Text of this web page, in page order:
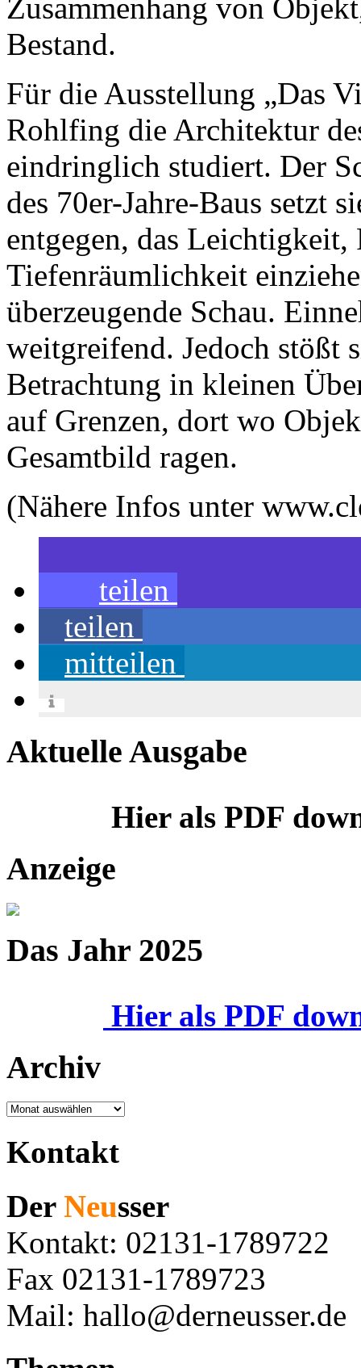
Zusammenhang von
Bestand.
Für die Ausstellung „Das
Rohlfing die Architektur
eindringlich studiert. Der
des 70er-Jahre-Baus setzt
entgegen, das
Tiefenräumlichkeit
überzeugende Schau.
weitgreifend. Jedoch stößt
Betrachtung in kleinen
auf Grenzen, dort wo
Gesamtbild ragen.
(Nähere Infos unter
teilen
teilen
mitteilen
Aktuelle Ausgabe
Hier als PDF
Anzeige
Das Jahr 2025
Hier als PDF
Archiv
Archiv
Kontakt
Der Neusser
Kontakt: 02131-1789722
Fax 02131-1789723
Mail: hallo@derneusser.de